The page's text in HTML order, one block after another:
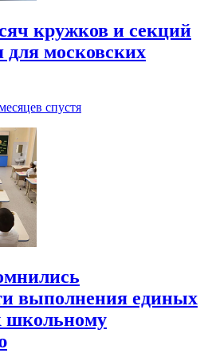
кружков и секций
московских
спустя
выполнения единых
школьному